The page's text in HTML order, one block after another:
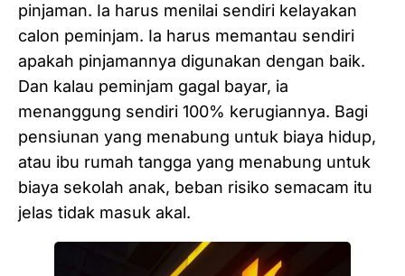
pinjaman. Ia harus menilai sendiri kelayakan
calon peminjam. Ia harus memantau sendiri
apakah pinjamannya digunakan dengan baik.
Dan kalau peminjam gagal bayar, ia
menanggung sendiri 100% kerugiannya. Bagi
pensiunan yang menabung untuk biaya hidup,
atau ibu rumah tangga yang menabung untuk
biaya sekolah anak, beban risiko semacam itu
jelas tidak masuk akal.